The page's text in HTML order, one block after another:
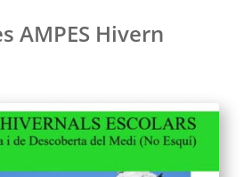
AMPES Hivern